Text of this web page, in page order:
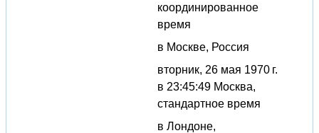
координированное
время
в Москве, Россия
вторник, 26 мая 1970 г.
в 23:45:49 Москва,
стандартное время
в Лондоне,